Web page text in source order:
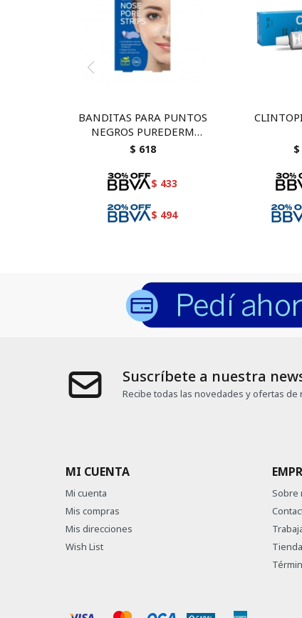
BANDITAS PARA PUNTOS
NEGROS PUREDERM
CRYSTAL 6 U
$ 618
$ 433
$ 494
$
Suscríbete a nuestra
Recibe todas las novedades y ofertas de
MI CUENTA
Mi cuenta
Mis compras
Mis direcciones
Wish List
Sobre
Tienda